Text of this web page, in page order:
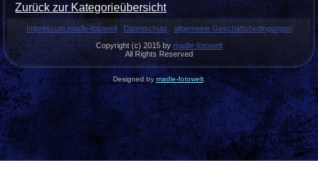
Zurück zur Kategorieübersicht
Impressum madle-fotowelt Datenschutz
allgemeine Geschäftsbedingungen
Copyright (c) 2015 by madle-fotowelt
All Rights Reserved
Designed bymadle-fotowelt.